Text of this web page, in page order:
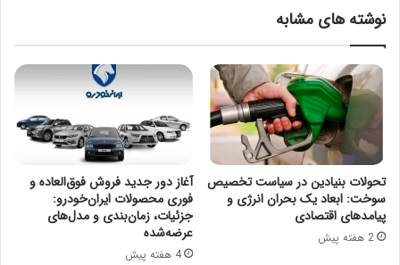
نوشته های مشابه
تحولات بنیادین در سیاست تخصیص
سوخت: ابعاد یک بحران انرژی و
پیامدهای اقتصادی
2 هفته پیش
آغاز دور جدید فروش فوق‌العاده و
فوری محصولات ایران‌خودرو:
جزئیات، زمان‌بندی و مدل‌های
عرضه‌شده
4 هفته پیش